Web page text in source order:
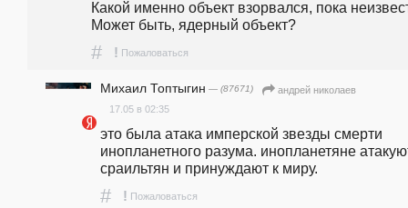
Какой именно объект взорвался, пока
Может быть, ядерный объект?
# ! Пожаловаться
Михаил Топтыгин — (87671)
андpeй николаев
17.05 в 02:35
это была атака имперской звезды смерти
инопланетного разума. инопланетяне
сраильтян и принуждают к миру.
# ! Пожаловаться